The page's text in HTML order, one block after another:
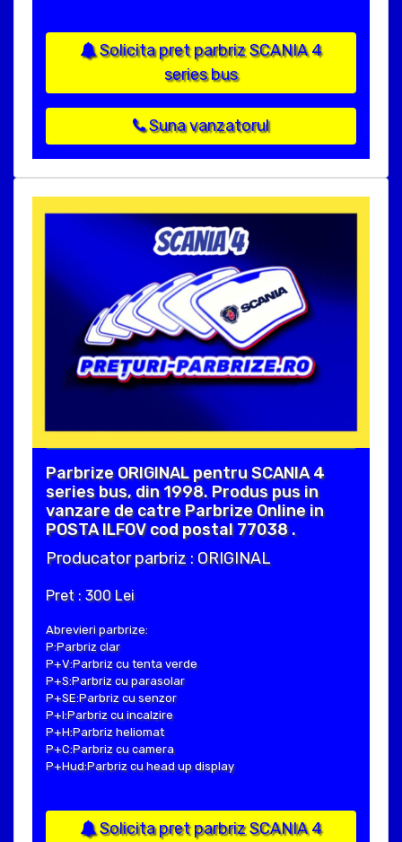
Solicita pret parbriz SCANIA 4
series bus
Suna vanzatorul
Parbrize ORIGINAL pentru SCANIA 4
series bus, din 1998. Produs pus in
vanzare de catre Parbrize Online in
POSTA ILFOV cod postal 77038 .
Producator parbriz : ORIGINAL
Pret : 300 Lei
Abrevieri parbrize:
P:Parbriz clar
P+V:Parbriz cu tenta verde
P+S:Parbriz cu parasolar
P+SE:Parbriz cu senzor
P+I:Parbriz cu incalzire
P+H:Parbriz heliomat
P+C:Parbriz cu camera
P+Hud:Parbriz cu head up display
Solicita pret parbriz SCANIA 4